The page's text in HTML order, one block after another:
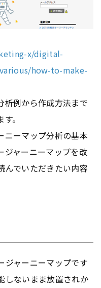
x/digital-
how-to-make-
析例から作成方法まで
。
ニーマップ分析の基本
ジャーニーマップを改
んでいただきたい内容
ジャーニーマップです
しないまま放置されか